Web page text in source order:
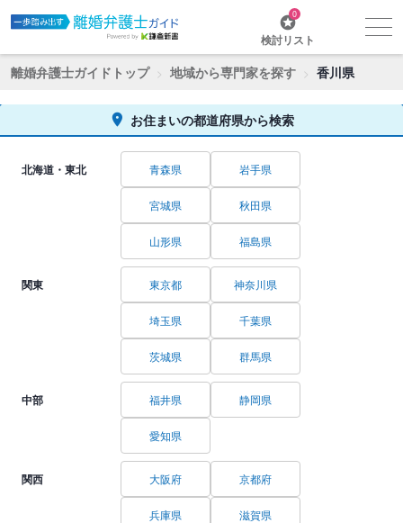
0
検討リスト
離婚弁護士ガイドトップ 地域から専門家を探す 香川県
お住まいの都道府県から検索
北海道・東北 青森県 岩手県
宮城県 秋田県
山形県 福島県
関東 東京都 神奈川県
埼玉県 千葉県
茨城県 群馬県
中部 福井県 静岡県
愛知県
関西 大阪府 京都府
兵庫県 滋賀県